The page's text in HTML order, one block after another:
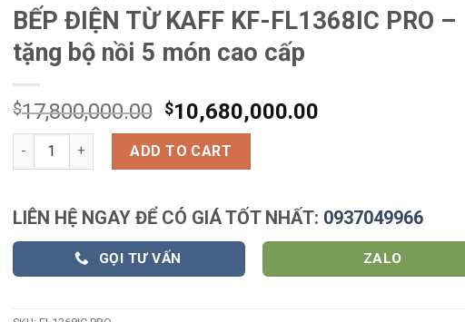
BẾP ĐIỆN TỪ KAFF KF-FL1368IC PRO –
tặng bộ nồi 5 món cao cấp
$17,800,000.00 $10,680,000.00
BẾP ĐIỆN TỪ KAFF KF-FL1368IC PRO - tặng bộ nồi 5 món cao cấp quantity
ADD TO CART
LIÊN HỆ NGAY ĐỂ CÓ GIÁ TỐT NHẤT: 0937049966
GỌI TƯ VẤN ZALO